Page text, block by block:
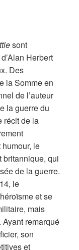
sont
Herbert
Des
la Somme en
de l’auteur
la guerre du
récit de la
le
britannique, qui
de la guerre.
le
et se
mais
remarqué
son
et